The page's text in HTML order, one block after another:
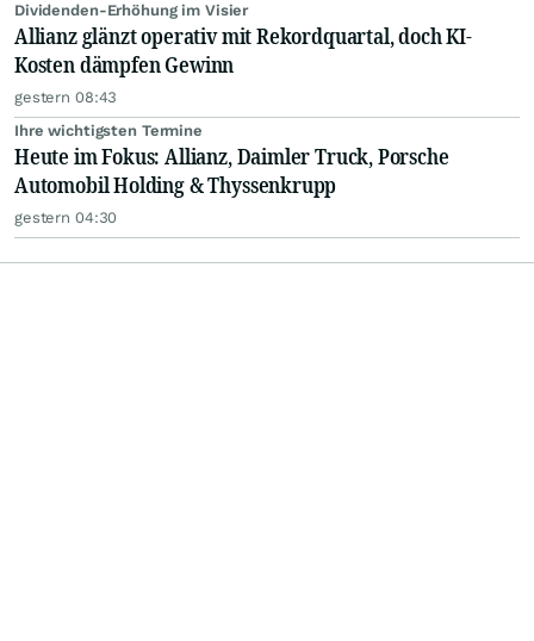
Dividenden-Erhöhung im Visier
Allianz glänzt operativ mit Rekordquartal, doch KI-
Kosten dämpfen Gewinn
gestern 08:43
Ihre wichtigsten Termine
Heute im Fokus: Allianz, Daimler Truck, Porsche
Automobil Holding & Thyssenkrupp
gestern 04:30